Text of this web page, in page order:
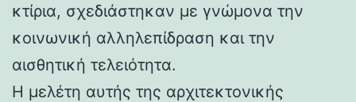
κτίρια, σχεδιάστηκαν με γνώμονα την
κοινωνική αλληλεπίδραση και την
αισθητική τελειότητα.
Η μελέτη αυτής της αρχιτεκτονικής